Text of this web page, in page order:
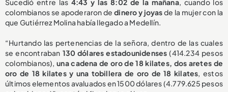
Sucedió entre las 4:43 y las 8:02 de la mañana, cuando los
colombianos se apoderaron dedinero y joyasde la mujer con la
que Gutiérrez Molina había llegado a Medellín.
“Hurtando las pertenencias de la señora, dentro de las cuales
se encontraban 130 dólares estadounidenses (414.234 pesos
colombianos),una cadena de oro de 18 kilates, dos aretes de
oro de 18 kilates y una tobillera de oro de 18 kilates, estos
últimos elementos avaluados en 1500 dólares (4.779.625 pesos